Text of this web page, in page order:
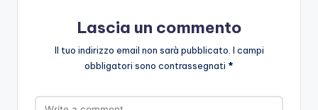
Lascia un commento
Il tuo indirizzo email non sarà pubblicato. I campi
obbligatori sono contrassegnati *